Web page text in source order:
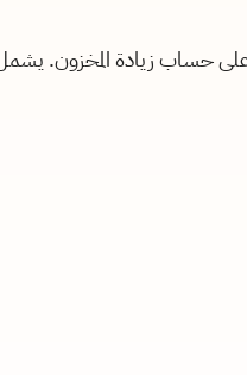
حساب زيادة المخزون.